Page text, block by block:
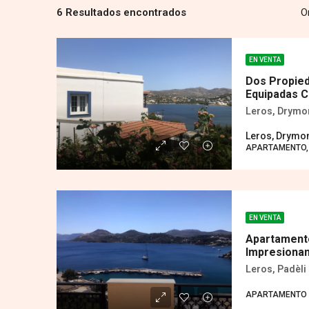
6 Resultados encontrados
EN VENTA
Dos
Equipadas
Leros,
Leros,
EN VENTA
Leros, Padèli
APARTAMENTO